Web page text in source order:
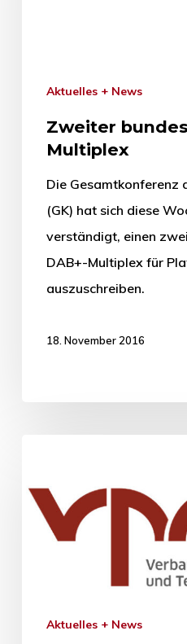
Aktuelles + News
Zweiter
Multiplex
Die Gesamtkonferenz
(GK) hat sich diese
verständigt, einen
DAB+-Multiplex für
auszuschreiben.
18. November 2016
Aktuelles + News